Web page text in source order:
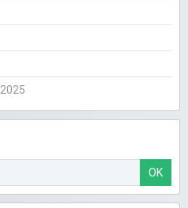
OK